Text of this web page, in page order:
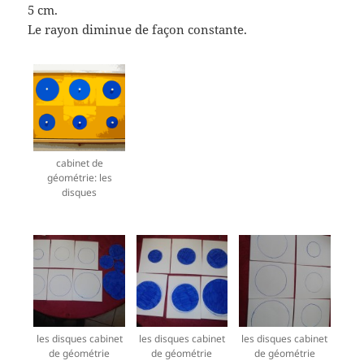
5 cm.
Le rayon diminue de façon constante.
cabinet de
géométrie: les
disques
les disques cabinet
de géométrie
les disques cabinet
de géométrie
les disques cabinet
de géométrie